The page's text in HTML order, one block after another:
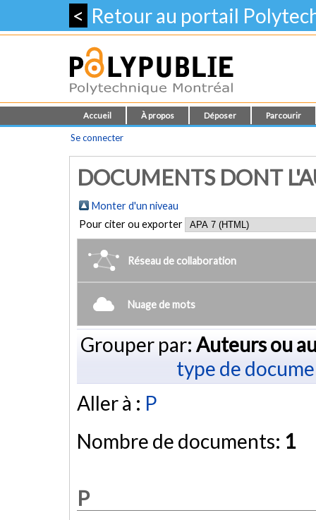
< Retour au portail
Accueil À propos Déposer Parcourir
Se connecter
DOCUMENTS DONT
Monter d'un niveau
Pour citer ou exporter
Réseau de collaboration
Nuage de mots
Grouper par: Auteurs ou
type de
Aller à : P
Nombre de documents: 1
P